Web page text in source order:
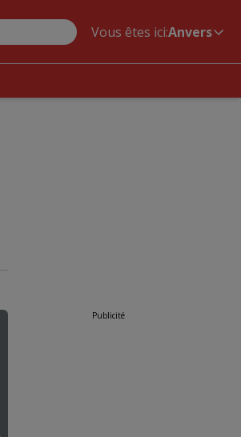
Vous êtes ici:Anvers
Publicité